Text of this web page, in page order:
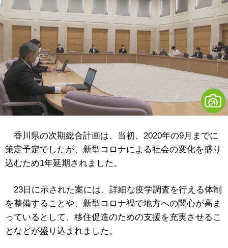
香川県の次期総合計画は、当初、2020年の9月までに
策定予定でしたが、新型コロナによる社会の変化を盛り
込むため1年延期されました。
23日に示された案には、詳細な疫学調査を行える体制
を整備することや、新型コロナ禍で地方への関心が高ま
っているとして、移住促進のための支援を充実させるこ
となどが盛り込まれました。